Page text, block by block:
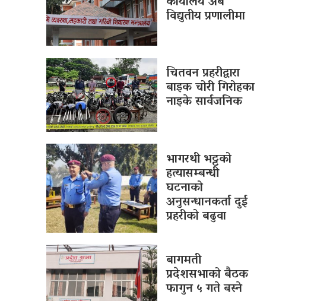
विद्युतीय प्रणालीमा
चितवन प्रहरीद्वारा
बाइक चोरी गिरोहका
नाइके सार्वजनिक
भागरथी भट्टको
हत्यासम्बन्धी
घटनाको
अनुसन्धानकर्ता दुई
प्रहरीको बढुवा
बागमती
प्रदेशसभाको बैठक
फागुन ५ गते बस्ने